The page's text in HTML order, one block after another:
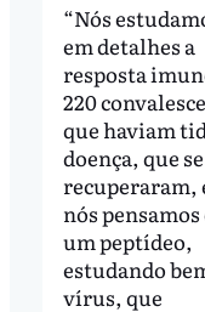
“Nós
em detalhes a
resposta
220
que haviam
doença, que se
recuperaram,
nós pensamos
um peptídeo,
estudando
vírus, que